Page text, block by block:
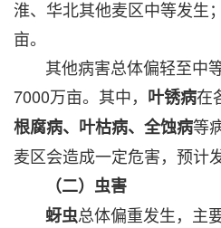
淮、华北其他麦区中等发生
亩。
其他病害总体偏轻至中
7000万亩。其中， 叶锈病在
根腐病、叶枯病、全蚀病等
麦区会造成一定危害，预计
（二）虫害
蚜虫总体偏重发生，主